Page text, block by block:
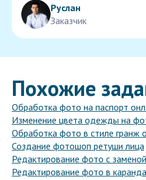
Руслан
Заказчик
Похожие
Обработка фото на паспорт
Изменение цвета одежды на
Обработка фото в стиле гранж
Создание фотошоп ретуши лица
Редактирование фото с
Редактирование фото в